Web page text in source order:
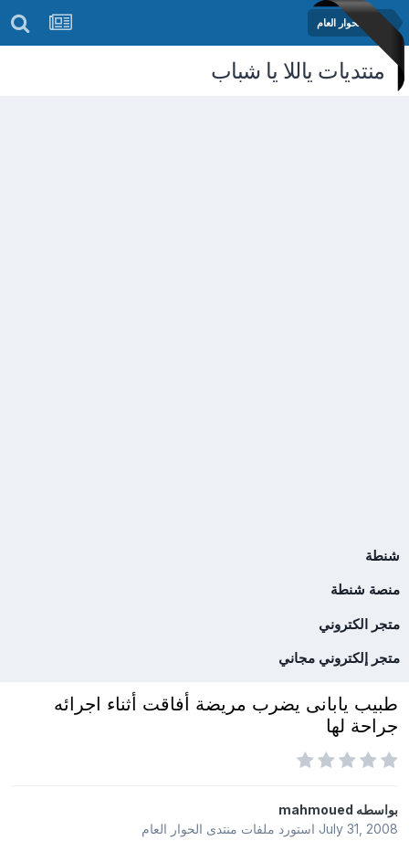
منتدى الحوار العام
منتديات ياللا يا شباب
شنطة
منصة شنطة
متجر الكتروني
متجر إلكتروني مجاني
طبيب يابانى يضرب مريضة أفاقت أثناء اجرائه
جراحة لها
بواسطهmahmoued
July 31, 2008استورد ملفات منتدى الحوار العام